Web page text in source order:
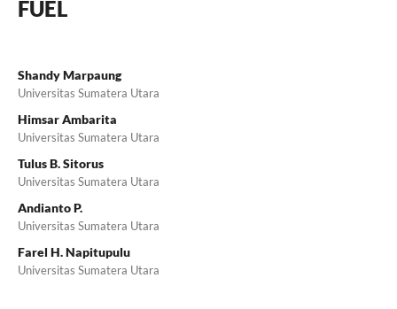
FUEL
Shandy Marpaung
Universitas Sumatera Utara
Himsar Ambarita
Universitas Sumatera Utara
Tulus B. Sitorus
Universitas Sumatera Utara
Andianto P.
Universitas Sumatera Utara
Farel H. Napitupulu
Universitas Sumatera Utara